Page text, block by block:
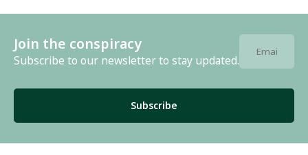
Join the conspiracy
Subscribe to our newsletter to stay updated.
Subscribe